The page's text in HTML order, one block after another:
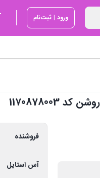
ورود | ثبت‌نام
فروشنده
آس استایل